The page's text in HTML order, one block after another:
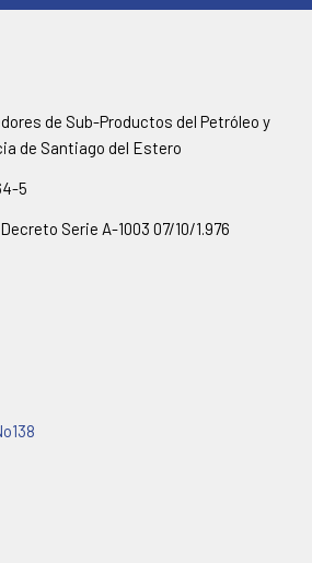
de Sub-Productos del Petróleo y
de Santiago del Estero
5
Serie A-1003 07/10/1.976